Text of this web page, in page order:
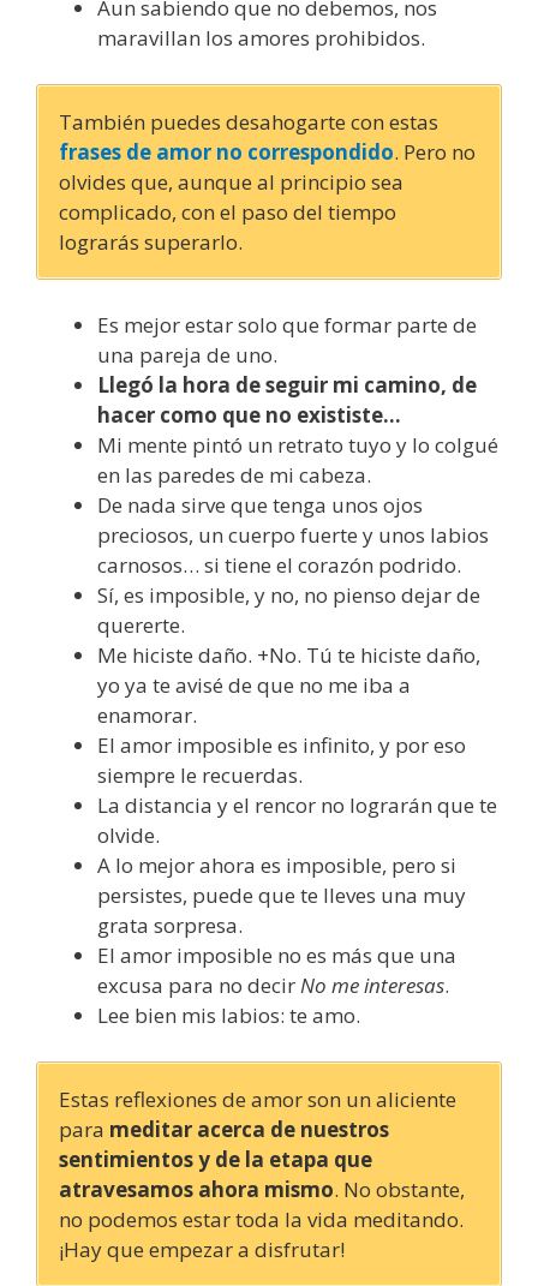
Aun sabiendo que no debemos, nos
maravillan los amores prohibidos.
También puedes desahogarte con estas
frases de amor no correspondido. Pero no
olvides que, aunque al principio sea
complicado, con el paso del tiempo
lograrás superarlo.
Es mejor estar solo que formar parte de
una pareja de uno.
Llegó la hora de seguir mi camino, de
hacer como que no exististe…
Mi mente pintó un retrato tuyo y lo colgué
en las paredes de mi cabeza.
De nada sirve que tenga unos ojos
preciosos, un cuerpo fuerte y unos labios
carnosos… si tiene el corazón podrido.
Sí, es imposible, y no, no pienso dejar de
quererte.
Me hiciste daño. +No. Tú te hiciste daño,
yo ya te avisé de que no me iba a
enamorar.
El amor imposible es infinito, y por eso
siempre le recuerdas.
La distancia y el rencor no lograrán que te
olvide.
A lo mejor ahora es imposible, pero si
persistes, puede que te lleves una muy
grata sorpresa.
El amor imposible no es más que una
excusa para no decirNo me interesas.
Lee bien mis labios: te amo.
Estas reflexiones de amor son un aliciente
para meditar acerca de nuestros
sentimientos y de la etapa que
atravesamos ahora mismo. No obstante,
no podemos estar toda la vida meditando.
¡Hay que empezar a disfrutar!